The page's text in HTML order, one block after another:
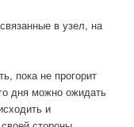
в узел, на
пока не прогорит
дня можно ожидать
и